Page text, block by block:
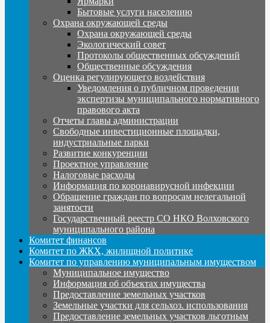
Бытовые услуги населению
Охрана окружающей среды
Охрана окружающей среды
Экологический совет
Протоколы общественных обсуждений
Общественные обсуждения
Оценка регулирующего воздействия
Уведомления о публичном проведении
экспертизы муниципального нормативного
правового акта
Отчеты главы администрации
Свободные инвестиционные площадки,
индустриальные парки
Развитие конкуренции
Проектное управление
Налоговые расходы
Информация по коронавирусной инфекции
Обращение граждан по вопросам нелегальной
занятости
Государственный реестр СО НКО Волховского
муниципального района
Комитет финансов
Комитет по ЖКХ, жилищной политике
Комитет по управлению муниципальным имуществом
Муниципальное имущество
Информация об объектах имущества
Предоставление земельных участков
Земельные участки для сельхоз. использования
Предоставление земельных участков льготным